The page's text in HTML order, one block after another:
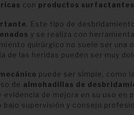
con productos surfactantes
. Este tipo de
y se realiza con
quirúrgico no suele ser una
de las heridas pueden ser muy
puede ser simple, como la
de almohadillas de
evidencia de mejora en su uso en
supervisión y consejo